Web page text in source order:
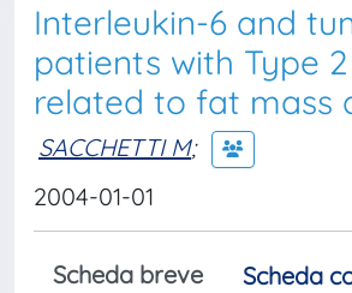
Interleukin-6 and
patients with Type
related to fat mass
SACCHETTI M;
2004-01-01
Scheda breve Scheda